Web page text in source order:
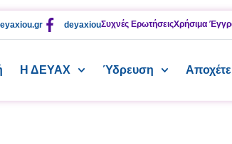
deyaxiouΣυχνές ΕρωτήσειςΧρήσιμα
Η ΔΕΥΑΧ Ύδρευση